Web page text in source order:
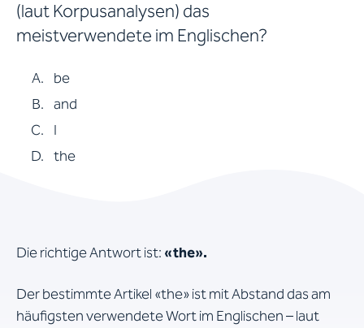
(laut Korpusanalysen) das
meistverwendete im Englischen?
be
and
I
the
Die richtige Antwort ist: «the».
Der bestimmte Artikel «the» ist mit Abstand das am
häufigsten verwendete Wort im Englischen – laut